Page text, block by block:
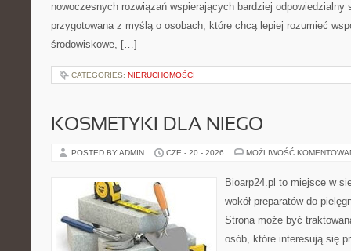
nowoczesnych rozwiązań wspierających bardziej odpowiedzialny
przygotowana z myślą o osobach, które chcą lepiej rozumieć
środowiskowe, […]
CATEGORIES: NIERUCHOMOŚCI
KOSMETYKI DLA NIEGO
POSTED BY ADMIN CZE - 20 - 2026 MOŻLIWOŚĆ
Bioarp24.pl to miejsce w
wokół preparatów do
Strona może być
osób, które interesują się